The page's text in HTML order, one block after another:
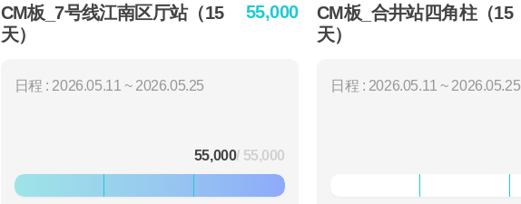
CM板_7号线江南区厅站（15
天）
55,000
日程 : 2026.05.11 ~ 2026.05.25
55,000/ 55,000
CM板_合井站四角柱（15
天）
日程 : 2026.05.11 ~ 2026.05.25